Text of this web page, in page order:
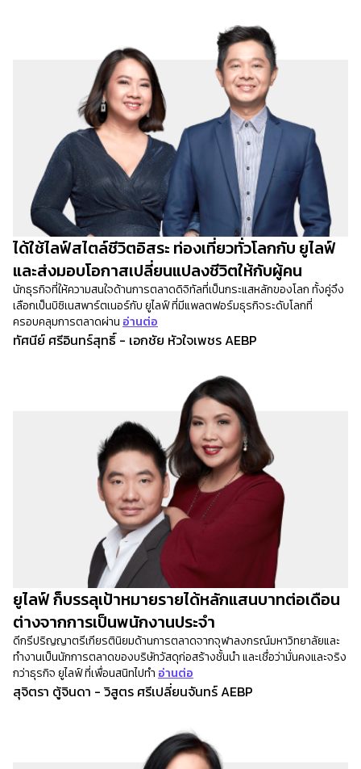
ได้ใช้ไลฟ์สไตล์ชีวิตอิสระ ท่องเที่ยวทั่วโลกกับ ยูไลฟ์
และส่งมอบโอกาสเปลี่ยนแปลงชีวิตให้กับผู้คน
นักธุรกิจที่ให้ความสนใจด้านการตลาดดิจิทัลที่เป็นกระแสหลักของโลก ทั้งคู่จึง
เลือกเป็นบิซิเนสพาร์ตเนอร์กับ ยูไลฟ์ ที่มีแพลตฟอร์มธุรกิจระดับโลกที่
ครอบคลุมการตลาดผ่าน อ่านต่อ
ทัศนีย์ ศรีอินทร์สุทธิ์ - เอกชัย หัวใจเพชร AEBP
ยูไลฟ์ ก็บรรลุเป้าหมายรายได้หลักแสนบาทต่อเดือน
ต่างจากการเป็นพนักงานประจำ
ดีกรีปริญญาตรีเกียรตินิยมด้านการตลาดจากจุฬาลงกรณ์มหาวิทยาลัยและ
ทำงานเป็นนักการตลาดของบริษัทวัสดุก่อสร้างชั้นนำ และเชื่อว่ามั่นคงและจริง
กว่าธุรกิจ ยูไลฟ์ ที่เพื่อนสนิทไปทำ อ่านต่อ
สุจิตรา ตู้จินดา - วิสูตร ศรีเปลี่ยนจันทร์ AEBP